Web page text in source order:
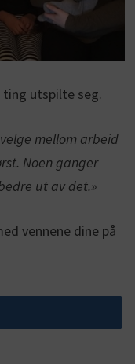
utspilte seg.
mellom arbeid
Noen ganger
ut av det.»
vennene dine på